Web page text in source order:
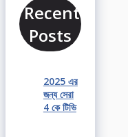
Recent
Posts
2025 এর
জন্য সেরা
4 কে টিভি